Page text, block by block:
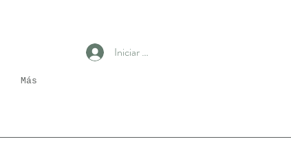
Iniciar sesión
Más